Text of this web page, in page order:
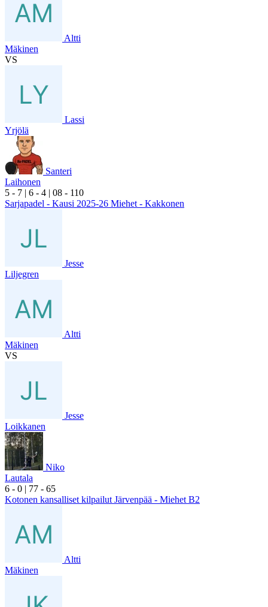
Altti
Mäkinen
VS
Lassi
Yrjölä
Santeri
Laihonen
5 - 7 | 6 - 4 | 08 - 110
Sarjapadel - Kausi 2025-26 Miehet - Kakkonen
Jesse
Liljegren
Altti
Mäkinen
VS
Jesse
Loikkanen
Niko
Lautala
6 - 0 | 77 - 65
Kotonen kansalliset kilpailut Järvenpää - Miehet B2
Altti
Mäkinen